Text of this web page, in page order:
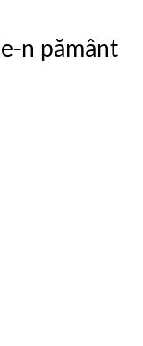
n pământ